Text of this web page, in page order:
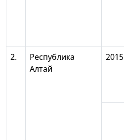
2.
Республика
Алтай
2015